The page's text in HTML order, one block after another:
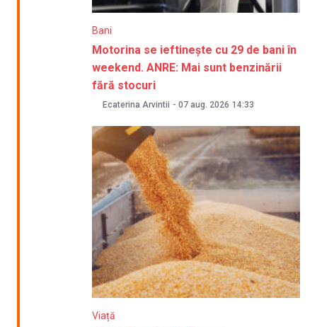
Bani
Motorina se ieftinește cu 29 de bani în
weekend. ANRE: Mai sunt benzinării
fără stocuri
Ecaterina Arvintii - 07 aug. 2026 14:33
Viață